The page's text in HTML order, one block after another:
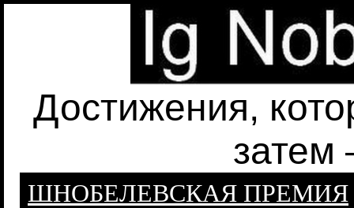
Достижения,
затем
ШНОБЕЛЕВСКАЯ ПРЕМИЯ